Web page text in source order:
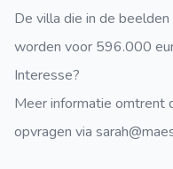
De villa die in de
worden voor 596.000
Interesse?
Meer informatie omtrent
opvragen via